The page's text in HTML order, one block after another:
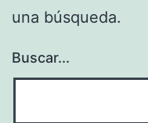
una búsqueda.
Buscar...